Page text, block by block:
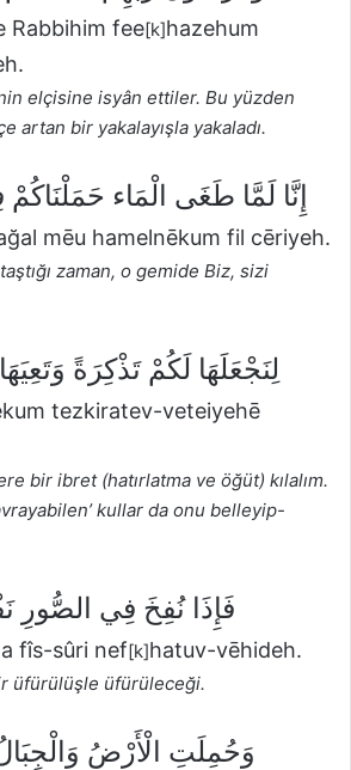
Rabbihim fee[k]hazehum
elçisine isyân ettiler. Bu yüzden
artan bir yakalayışla yakaladı.
11. إِنَّا لَمَّا طَغَى الْمَاء
mēu hamelnēkum fil cēriyeh.
zaman, o gemide Biz, sizi
12. لِنَجْعَلَهَا لَكُمْ تَذْكِرَةً
tezkiratev-veteiyehē
bir ibret (hatırlatma ve öğüt) kılalım.
kullar da onu belleyip-
13. فَإِذَا نُفِخَ فِي
fîs-sûri nef[k]hatuv-vēhideh.
üfürülüşle üfürüleceği.